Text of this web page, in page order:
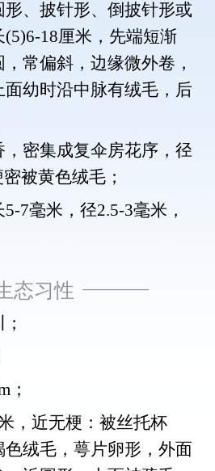
形、披针形、倒披针形或
18厘米，先端短渐
常偏斜，边缘微外卷，
幼时沿中脉有绒毛，后
，密集成复伞房花序，径
被黄色绒毛；
7毫米，径2.5-3毫米，
态习性
；
，近无梗：被丝托杯
绒毛，萼片卵形，外面